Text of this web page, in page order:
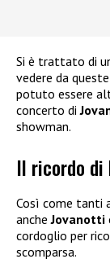
Si è trattato di
vedere da
potuto essere
concerto di
showman.
Il ricordo di
Così come tanti
ancheJovanotti
cordoglio per
scomparsa.